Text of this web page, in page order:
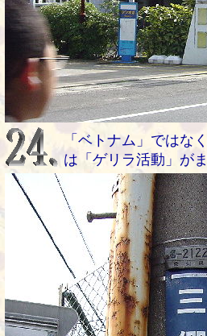
「ベトナム」ではな
は「ゲリラ活動」が